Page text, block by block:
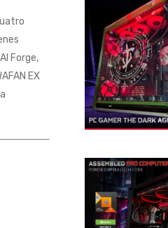
Forge,
EX